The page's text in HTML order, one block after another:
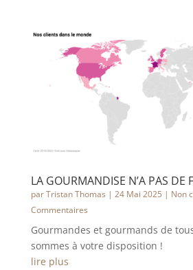
LA GOURMANDISE N’A PAS DE
parTristan Thomas | 24 Mai 2025 | Non
Commentaires
Gourmandes et gourmands de
sommes à votre disposition !
lire plus